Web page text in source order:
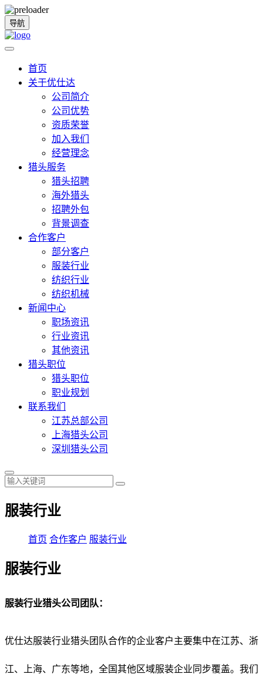
导航
首页
关于优仕达
公司简介
公司优势
资质荣誉
加入我们
经营理念
猎头服务
猎头招聘
海外猎头
招聘外包
背景调查
合作客户
部分客户
服装行业
纺织行业
纺织机械
新闻中心
职场资讯
行业资讯
其他资讯
猎头职位
猎头职位
职业规划
联系我们
江苏总部公司
上海猎头公司
深圳猎头公司
服装行业
首页 合作客户 服装行业
服装行业
服装行业猎头公司团队：
优仕达服装行业猎头团队合作的企业客户主要集中在江苏、浙
江、上海、广东等地，全国其他区域服装企业同步覆盖。我们